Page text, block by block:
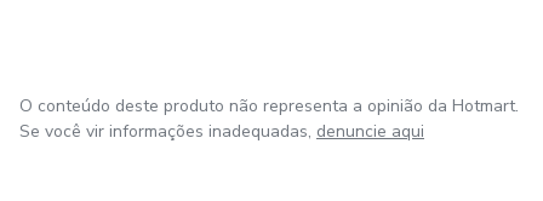
O conteúdo deste produto não representa a opinião da Hotmart.
Se você vir informações inadequadas, denuncie aqui